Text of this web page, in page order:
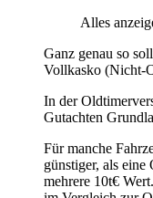
Alles
Ganz genau so
Vollkasko (Nicht-
In der
Gutachten
Für manche
günstiger, als
mehrere 10t€